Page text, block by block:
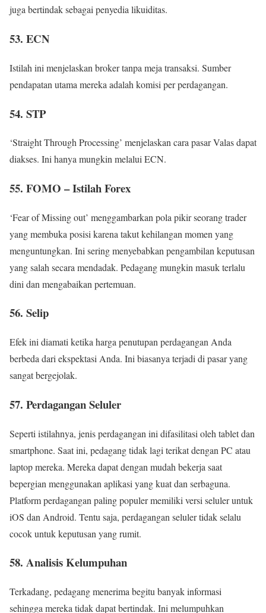
juga bertindak sebagai penyedia likuiditas.
53. ECN
Istilah ini menjelaskan broker tanpa meja transaksi. Sumber
pendapatan utama mereka adalah komisi per perdagangan.
54. STP
‘Straight Through Processing’ menjelaskan cara pasar Valas dapat
diakses. Ini hanya mungkin melalui ECN.
55. FOMO – Istilah Forex
‘Fear of Missing out’ menggambarkan pola pikir seorang trader
yang membuka posisi karena takut kehilangan momen yang
menguntungkan. Ini sering menyebabkan pengambilan keputusan
yang salah secara mendadak. Pedagang mungkin masuk terlalu
dini dan mengabaikan pertemuan.
56. Selip
Efek ini diamati ketika harga penutupan perdagangan Anda
berbeda dari ekspektasi Anda. Ini biasanya terjadi di pasar yang
sangat bergejolak.
57. Perdagangan Seluler
Seperti istilahnya, jenis perdagangan ini difasilitasi oleh tablet dan
smartphone. Saat ini, pedagang tidak lagi terikat dengan PC atau
laptop mereka. Mereka dapat dengan mudah bekerja saat
bepergian menggunakan aplikasi yang kuat dan serbaguna.
Platform perdagangan paling populer memiliki versi seluler untuk
iOS dan Android. Tentu saja, perdagangan seluler tidak selalu
cocok untuk keputusan yang rumit.
58. Analisis Kelumpuhan
Terkadang, pedagang menerima begitu banyak informasi
sehingga mereka tidak dapat bertindak. Ini melumpuhkan